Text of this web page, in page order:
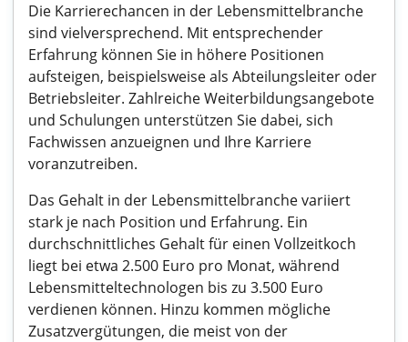
Die Karrierechancen in der Lebensmittelbranche
sind vielversprechend. Mit entsprechender
Erfahrung können Sie in höhere Positionen
aufsteigen, beispielsweise als Abteilungsleiter oder
Betriebsleiter. Zahlreiche Weiterbildungsangebote
und Schulungen unterstützen Sie dabei, sich
Fachwissen anzueignen und Ihre Karriere
voranzutreiben.
Das Gehalt in der Lebensmittelbranche variiert
stark je nach Position und Erfahrung. Ein
durchschnittliches Gehalt für einen Vollzeitkoch
liegt bei etwa 2.500 Euro pro Monat, während
Lebensmitteltechnologen bis zu 3.500 Euro
verdienen können. Hinzu kommen mögliche
Zusatzvergütungen, die meist von der